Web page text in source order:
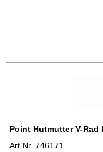
Point Hutmutter V-Rad
Art.Nr. 746171